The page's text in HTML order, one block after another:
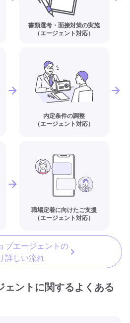
書類選考・面接対策の実施
（エージェント対応）
内定条件の調整
（エージェント対応）
職場定着に向けたご支援
（エージェント対応）
ブエージェントの
詳しい流れ
ェントに関するよくある